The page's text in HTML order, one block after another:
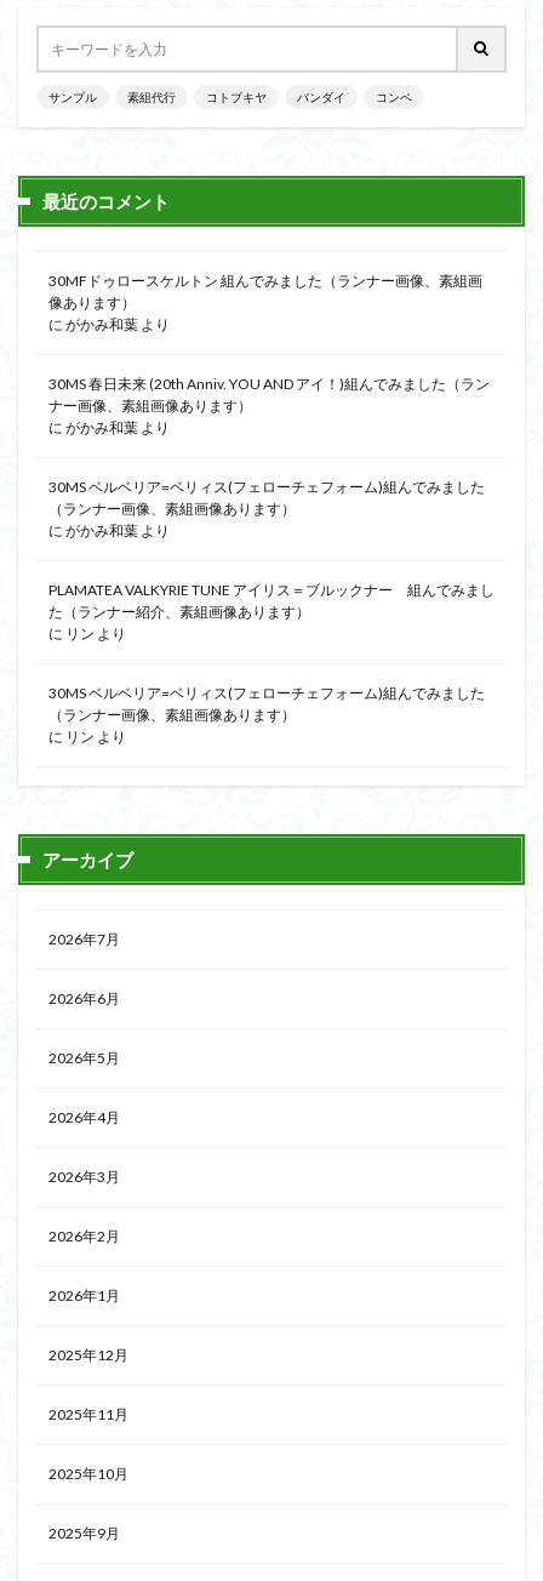
サンプル 素組代行 コトブキヤ バンダイ コンペ
最近のコメント
30MFドゥロースケルトン 組んでみました（ランナー画像、素組画
像あります）
に がかみ和葉 より
30MS 春日未来 (20th Anniv. YOU AND アイ！)組んでみました（ラン
ナー画像、素組画像あります）
に がかみ和葉 より
30MS ベルベリア=ベリィス(フェローチェフォーム)組んでみました
（ランナー画像、素組画像あります）
に がかみ和葉 より
PLAMATEA VALKYRIE TUNE アイリス＝ブルックナー 組んでみまし
た（ランナー紹介、素組画像あります）
に リン より
30MS ベルベリア=ベリィス(フェローチェフォーム)組んでみました
（ランナー画像、素組画像あります）
に リン より
アーカイブ
2026年7月
2026年6月
2026年5月
2026年4月
2026年3月
2026年2月
2026年1月
2025年12月
2025年11月
2025年10月
2025年9月